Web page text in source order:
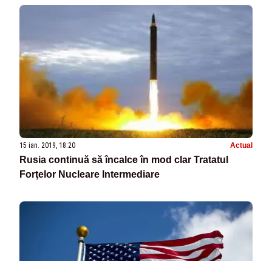
15 ian. 2019, 18:20 Actual
Rusia continuă să încalce în mod clar Tratatul
Forţelor Nucleare Intermediare